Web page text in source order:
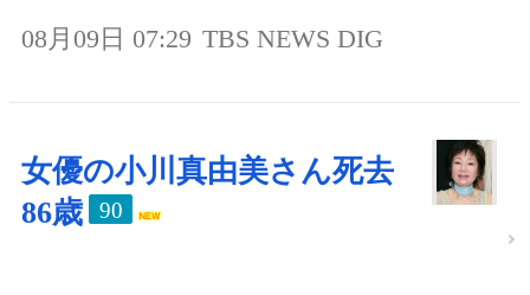
08月09日 07:29 TBS NEWS DIG
女優の小川真由美さん死去
86歳
90